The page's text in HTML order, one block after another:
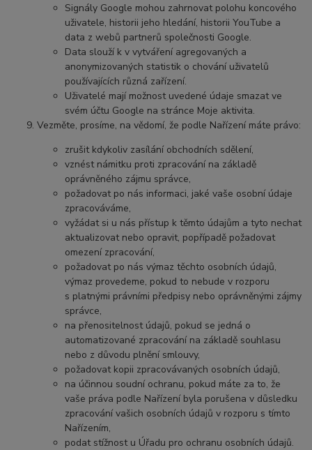
Signály Google mohou zahrnovat polohu koncového
uživatele, historii jeho hledání, historii YouTube a
data z webů partnerů společnosti Google.
Data slouží k v vytváření agregovaných a
anonymizovaných statistik o chování uživatelů
používajících různá zařízení.
Uživatelé mají možnost uvedené údaje smazat ve
svém účtu Google na stránce Moje aktivita.
Vezměte, prosíme, na vědomí, že podle Nařízení máte právo:
zrušit kdykoliv zasílání obchodních sdělení,
vznést námitku proti zpracování na základě
oprávněného zájmu správce,
požadovat po nás informaci, jaké vaše osobní údaje
zpracováváme,
vyžádat si u nás přístup k těmto údajům a tyto nechat
aktualizovat nebo opravit, popřípadě požadovat
omezení zpracování,
požadovat po nás výmaz těchto osobních údajů,
výmaz provedeme, pokud to nebude v rozporu
s platnými právními předpisy nebo oprávněnými zájmy
správce,
na přenositelnost údajů, pokud se jedná o
automatizované zpracování na základě souhlasu
nebo z důvodu plnění smlouvy,
požadovat kopii zpracovávaných osobních údajů,
na účinnou soudní ochranu, pokud máte za to, že
vaše práva podle Nařízení byla porušena v důsledku
zpracování vašich osobních údajů v rozporu s tímto
Nařízením,
podat stížnost u Úřadu pro ochranu osobních údajů.